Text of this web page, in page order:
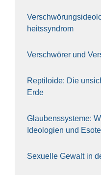
heitssyndrom
Ver­schwö­rer und
Rep­ti­lo­ide: Die
Erde
Glau­bens­sys­te­me:
Ideo­lo­gien und
Sexu­el­le Gewalt in